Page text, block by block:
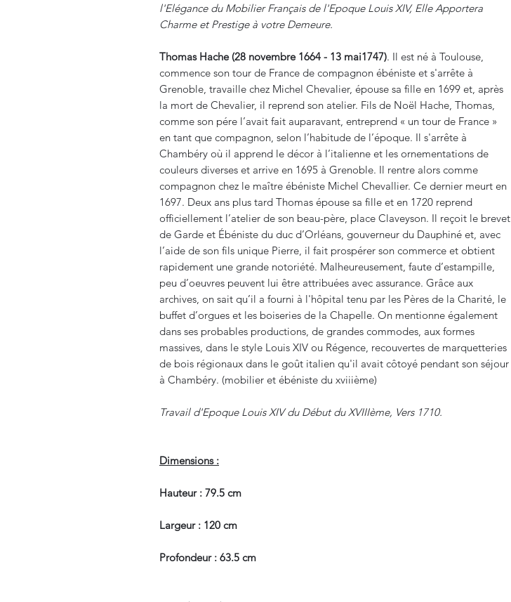
l'Elégance du Mobilier Français de l'Epoque Louis XIV, Elle Apportera
Charme et Prestige à votre Demeure.
Thomas Hache (28 novembre 1664 - 13 mai1747). Il est né à Toulouse,
commence son tour de France de compagnon ébéniste et s'arrête à
Grenoble, travaille chez Michel Chevalier, épouse sa fille en 1699 et, après
la mort de Chevalier, il reprend son atelier. Fils de Noël Hache, Thomas,
comme son pére l’avait fait auparavant, entreprend « un tour de France »
en tant que compagnon, selon l’habitude de l’époque. Il s'arrête à
Chambéry où il apprend le décor à l’italienne et les ornementations de
couleurs diverses et arrive en 1695 à Grenoble. Il rentre alors comme
compagnon chez le maître ébéniste Michel Chevallier. Ce dernier meurt en
1697. Deux ans plus tard Thomas épouse sa fille et en 1720 reprend
officiellement l’atelier de son beau-père, place Claveyson. Il reçoit le brevet
de Garde et Ébéniste du duc d’Orléans, gouverneur du Dauphiné et, avec
l’aide de son fils unique Pierre, il fait prospérer son commerce et obtient
rapidement une grande notoriété. Malheureusement, faute d’estampille,
peu d’oeuvres peuvent lui être attribuées avec assurance. Grâce aux
archives, on sait qu’il a fourni à l'hôpital tenu par les Pères de la Charité, le
buffet d’orgues et les boiseries de la Chapelle. On mentionne également
dans ses probables productions, de grandes commodes, aux formes
massives, dans le style Louis XIV ou Régence, recouvertes de marquetteries
de bois régionaux dans le goût italien qu'il avait côtoyé pendant son séjour
à Chambéry. (mobilier et ébéniste du xviiième)
Travail d'Epoque Louis XIV du Début du XVIIIème, Vers 1710.
Dimensions :
Hauteur : 79.5 cm
Largeur : 120 cm
Profondeur : 63.5 cm